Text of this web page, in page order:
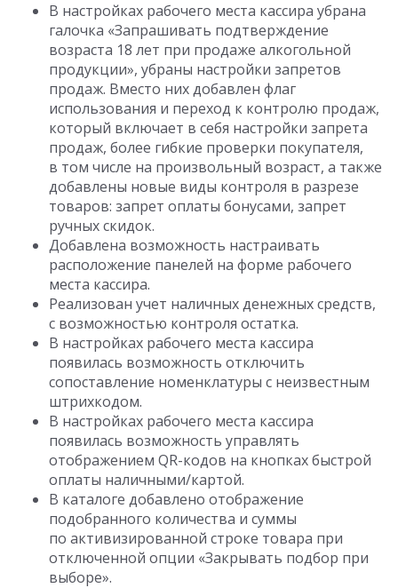
В настройках рабочего места кассира убрана
галочка «Запрашивать подтверждение
возраста 18 лет при продаже алкогольной
продукции», убраны настройки запретов
продаж. Вместо них добавлен флаг
использования и переход к контролю продаж,
который включает в себя настройки запрета
продаж, более гибкие проверки покупателя,
в том числе на произвольный возраст, а также
добавлены новые виды контроля в разрезе
товаров: запрет оплаты бонусами, запрет
ручных скидок.
Добавлена возможность настраивать
расположение панелей на форме рабочего
места кассира.
Реализован учет наличных денежных средств,
с возможностью контроля остатка.
В настройках рабочего места кассира
появилась возможность отключить
сопоставление номенклатуры с неизвестным
штрихкодом.
В настройках рабочего места кассира
появилась возможность управлять
отображением QR-кодов на кнопках быстрой
оплаты наличными/картой.
В каталоге добавлено отображение
подобранного количества и суммы
по активизированной строке товара при
отключенной опции «Закрывать подбор при
выборе».